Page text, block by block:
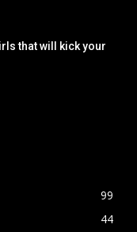
that will kick your
99
44